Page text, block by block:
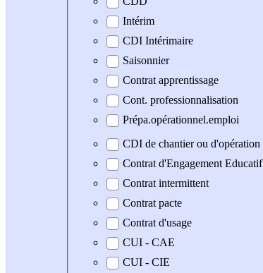
Intérim
CDI Intérimaire
Saisonnier
Contrat apprentissage
Cont. professionnalisation
Prépa.opérationnel.emploi
CDI de chantier ou d'opération
Contrat d'Engagement Educatif
Contrat intermittent
Contrat pacte
Contrat d'usage
CUI - CAE
CUI - CIE